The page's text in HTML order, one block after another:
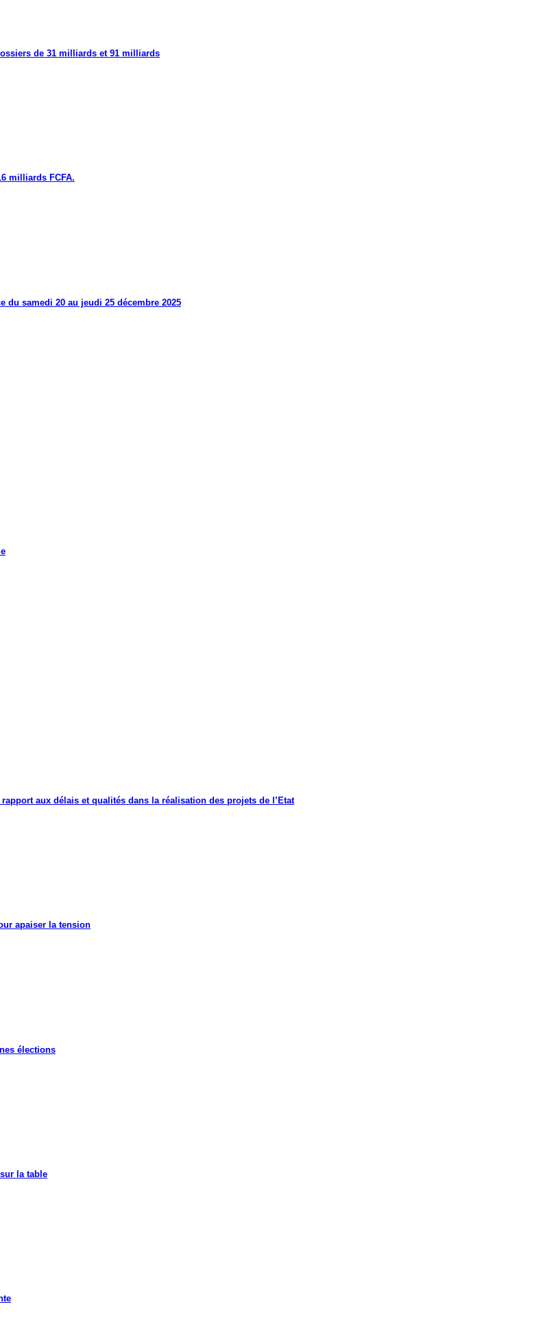
de 31 milliards et 91 milliards
milliards FCFA.
du samedi 20 au jeudi 25 décembre 2025
aux délais et qualités dans la réalisation des projets de l’Etat
apaiser la tension
élections
la table